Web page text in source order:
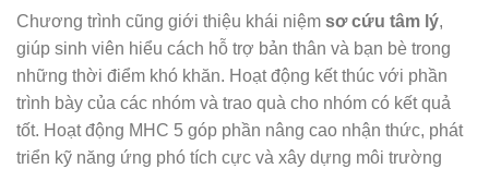
Chương trình cũng giới thiệu khái niệm sơ cứu tâm lý,
giúp sinh viên hiểu cách hỗ trợ bản thân và bạn bè trong
những thời điểm khó khăn. Hoạt động kết thúc với phần
trình bày của các nhóm và trao quà cho nhóm có kết quả
tốt. Hoạt động MHC 5 góp phần nâng cao nhận thức, phát
triển kỹ năng ứng phó tích cực và xây dựng môi trường